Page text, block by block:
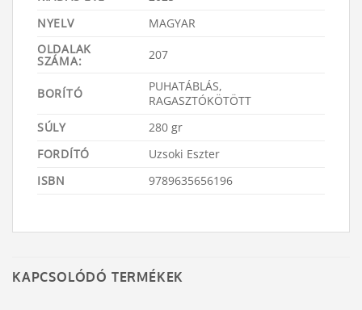
NYELV
MAGYAR
OLDALAK
SZÁMA: 207
BORÍTÓ
PUHATÁBLÁS,
RAGASZTÓKÖTÖTT
SÚLY
280 gr
FORDÍTÓ
Uzsoki Eszter
ISBN
9789635656196
KAPCSOLÓDÓ TERMÉKEK